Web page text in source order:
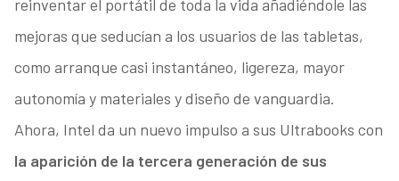
reinventar el portátil de toda la vida añadiéndole las
mejoras que seducían a los usuarios de las tabletas,
como arranque casi instantáneo, ligereza, mayor
autonomía y materiales y diseño de vanguardia.
Ahora, Intel da un nuevo impulso a sus Ultrabooks con
la aparición de la tercera generación de sus